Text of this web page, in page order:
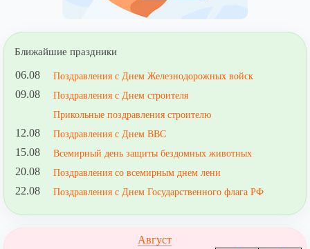
Ближайшие праздники
06.08 Поздравления с Днем Железнодорожных войск
09.08
Поздравления с Днем строителя
Прикольные поздравления строителю
12.08 Поздравления с Днем ВВС
15.08 Всемирный день защиты бездомных животных
20.08 Поздравления со всемирным днем лени
22.08 Поздравления с Днем Государственного флага РФ
Август